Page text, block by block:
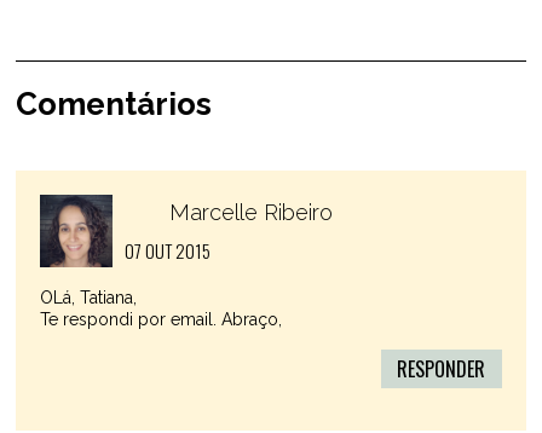
Comentários
Marcelle Ribeiro
07 OUT 2015
OLá, Tatiana,
Te respondi por email. Abraço,
RESPONDER